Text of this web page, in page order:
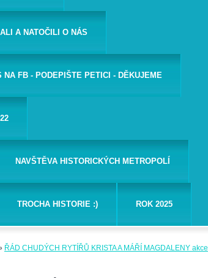
A NATOČILI O NÁS
NA FB - PODEPIŠTE PETICI - DĚKUJEME
NAVŠTĚVA HISTORICKÝCH METROPOLÍ
TROCHA HISTORIE :) ROK 2025
ŘÁD CHUDÝCH RYTÍŘŮ KRISTA A MÁŘÍ MAGDALENY akce